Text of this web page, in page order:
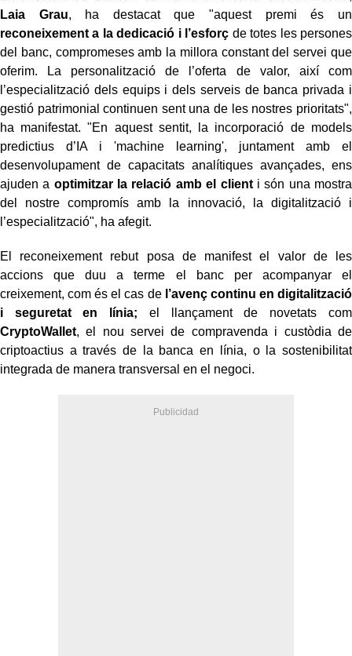
Laia Grau, ha destacat que "aquest premi és un
reconeixement a la dedicació i l’esforç de totes les persones
del banc, compromeses amb la millora constant del servei que
oferim. La personalització de l’oferta de valor, així com
l’especialització dels equips i dels serveis de banca privada i
gestió patrimonial continuen sent una de les nostres prioritats",
ha manifestat. "En aquest sentit, la incorporació de models
predictius d’IA i 'machine learning', juntament amb el
desenvolupament de capacitats analítiques avançades, ens
ajuden a optimitzar la relació amb el clienti són una mostra
del nostre compromís amb la innovació, la digitalització i
l’especialització", ha afegit.
El reconeixement rebut posa de manifest el valor de les
accions que duu a terme el banc per acompanyar el
creixement, com és el cas de l’avenç continu en digitalització
i seguretat en línia; el llançament de novetats com
CryptoWallet, el nou servei de compravenda i custòdia de
criptoactius a través de la banca en línia, o la sostenibilitat
integrada de manera transversal en el negoci.